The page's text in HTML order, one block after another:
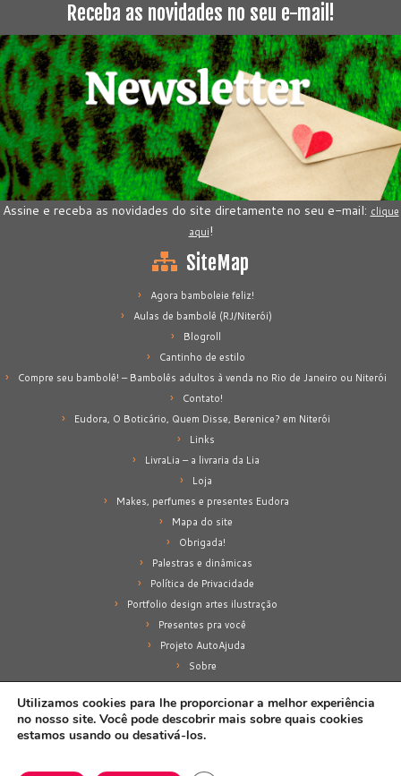
Receba as novidades no seu e-mail!
Assine e receba as novidades do site diretamente no seu e-mail: clique
aqui!
SiteMap
Agora bamboleie feliz!
Aulas de bambolê (RJ/Niterói)
Blogroll
Cantinho de estilo
Compre seu bambolê! – Bambolês adultos à venda no Rio de Janeiro ou Niterói
Contato!
Eudora, O Boticário, Quem Disse, Berenice? em Niterói
Links
LivraLia – a livraria da Lia
Loja
Makes, perfumes e presentes Eudora
Mapa do site
Obrigada!
Palestras e dinâmicas
Política de Privacidade
Portfolio design artes ilustração
Presentes pra você
Projeto AutoAjuda
Sobre
Sobre mim
© 2026Lia Amancio ·Proporcionado por
Utilizamos cookies para lhe proporcionar a melhor experiência
no nosso site. Você pode descobrir mais sobre quais cookies
estamos usando ou desativá-los.